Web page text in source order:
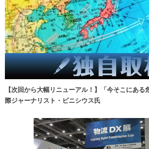
【次回から大幅リニューアル！】「今そこにあ
際ジャーナリスト・ビニシウス氏